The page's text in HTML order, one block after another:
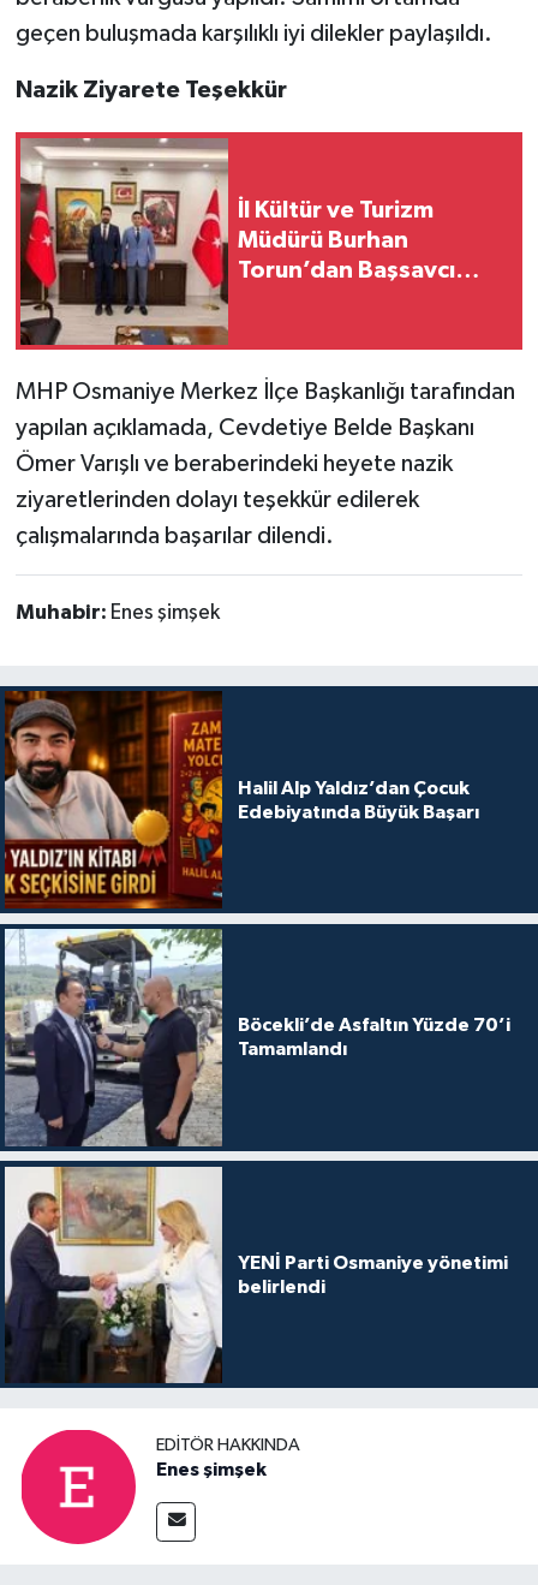
geçen buluşmada karşılıklı iyi dilekler paylaşıldı.
Nazik Ziyarete Teşekkür
İl Kültür ve Turizm
Müdürü Burhan
Torun’dan Başsavcı
MHP Osmaniye Merkez İlçe Başkanlığı tarafından
yapılan açıklamada, Cevdetiye Belde Başkanı
Ömer Varışlı ve beraberindeki heyete nazik
ziyaretlerinden dolayı teşekkür edilerek
çalışmalarında başarılar dilendi.
Muhabir: Enes şimşek
Halil Alp Yaldız’dan Çocuk
Edebiyatında Büyük Başarı
Böcekli’de Asfaltın Yüzde 70’i
Tamamlandı
YENİ Parti Osmaniye yönetimi
belirlendi
EDITÖR HAKKINDA
Enes şimşek